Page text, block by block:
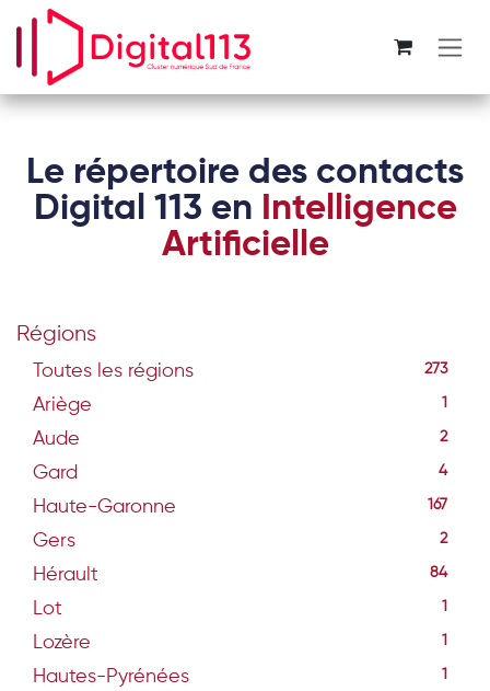
Se rendre au contenu
Le répertoire des contacts
Digital 113 en Intelligence
Artificielle
Régions
Toutes les régions 273
Ariège 1
Aude 2
Gard 4
Haute-Garonne 167
Gers 2
Hérault 84
Lot 1
Lozère 1
Hautes-Pyrénées 1